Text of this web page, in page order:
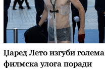
Џаред Лето изгуби голема
филмска улога поради